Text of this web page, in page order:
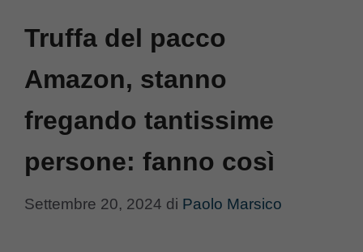
Truffa del pacco
Amazon, stanno
fregando tantissime
persone: fanno così
Settembre 20, 2024 di Paolo Marsico